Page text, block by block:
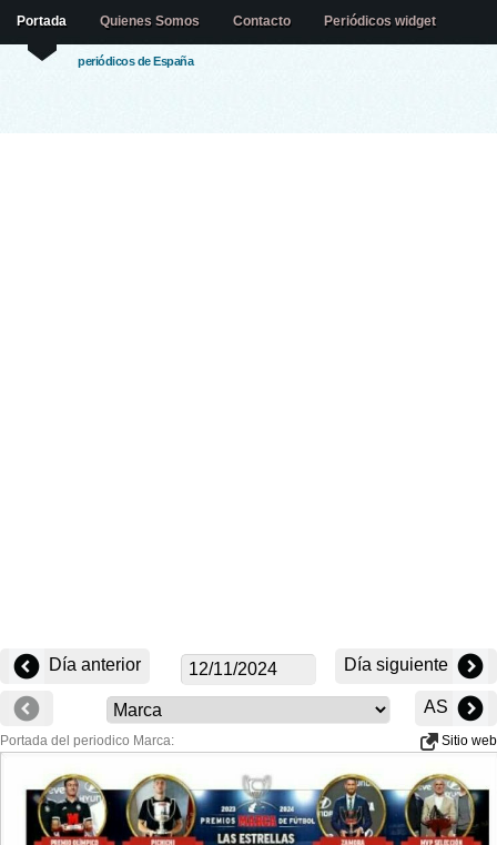
periódicos de España
Portada Quienes Somos Contacto Periódicos widget
Día anterior Día siguiente
AS
Portada del periodico Marca: Sitio web